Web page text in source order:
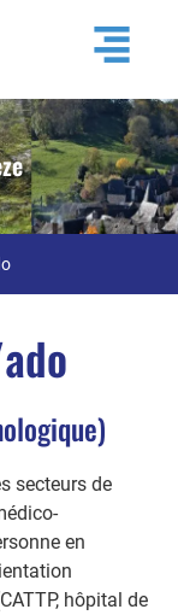
secteurs de
en
hôpital de